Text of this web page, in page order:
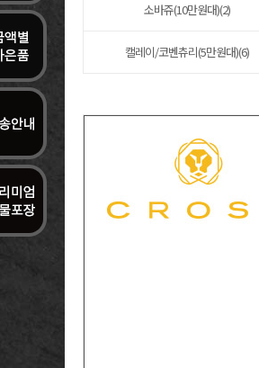
소바쥬(10만원대)(2)
캘레이/코벤츄리(5만원대)(6)